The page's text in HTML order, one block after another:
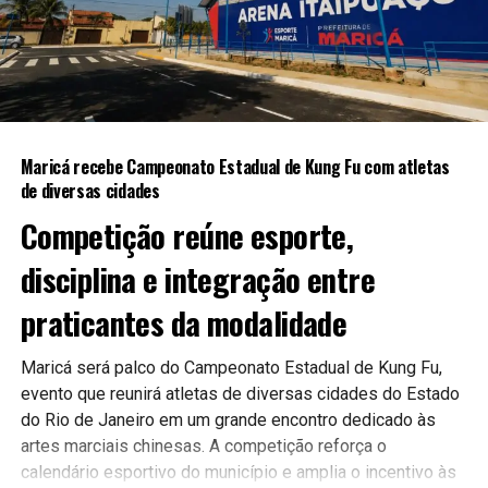
A expectativa é que as novas ferramentas contribuam para
uma gestão mais moderna e eficiente, aproximando ainda
mais a população do poder público.
Continue acompanhando a Maricá Web TV para mais
notícias sobre inovação, tecnologia e serviços públicos.
#Maricá #Tecnologia #Inovação #ServiçosPúblicos
#CidadeInteligente #MaricáWebTV
Maricá recebe Campeonato Estadual de Kung Fu com atletas
de diversas cidades
Competição reúne esporte,
disciplina e integração entre
praticantes da modalidade
Maricá será palco do Campeonato Estadual de Kung Fu,
evento que reunirá atletas de diversas cidades do Estado
do Rio de Janeiro em um grande encontro dedicado às
artes marciais chinesas. A competição reforça o
calendário esportivo do município e amplia o incentivo às